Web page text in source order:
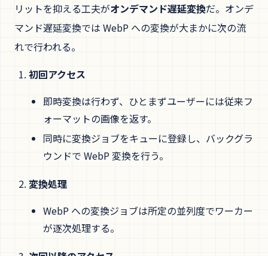
リットを抑える工夫がオンデマンド遅延変換だ。オンデ
マンド遅延変換では WebP への変換が大まかに次の流
れで行われる。
初回アクセス
即時変換は行わず、ひとまずユーザーには従来フ
ォーマットの画像を返す。
同時に変換ジョブをキューに登録し、バックグラ
ウンドで WebP 変換を行う。
変換処理
WebP への変換ジョブは所定の並列度でワーカー
が逐次処理する。